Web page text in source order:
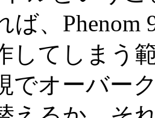
ば、Phenom
してしまう
でオーバー